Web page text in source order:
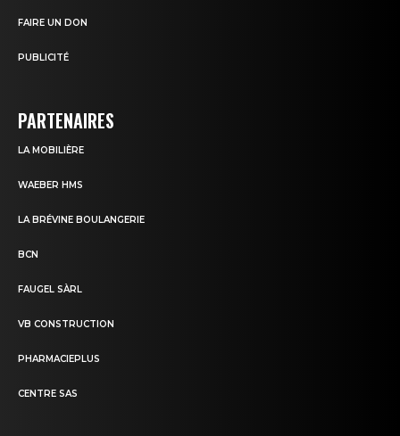
FAIRE UN DON
PUBLICITÉ
PARTENAIRES
LA MOBILIÈRE
WAEBER HMS
LA BRÉVINE BOULANGERIE
BCN
FAUGEL SÀRL
VB CONSTRUCTION
PHARMACIEPLUS
CENTRE SAS